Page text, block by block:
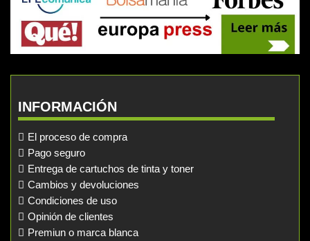
INFORMACIÓN
El proceso de compra
Pago seguro
Entrega de cartuchos de tinta y toner
Cambios y devoluciones
Condiciones de uso
Opinión de clientes
Premiun o marca blanca